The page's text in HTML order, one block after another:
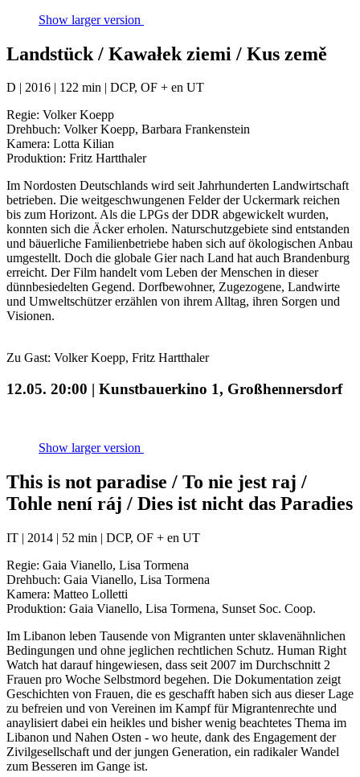
Show larger version
Landstück / Kawałek ziemi / Kus země
D | 2016 | 122 min | DCP, OF + en UT
Regie: Volker Koepp
Drehbuch: Volker Koepp, Barbara Frankenstein
Kamera: Lotta Kilian
Produktion: Fritz Hartthaler
Im Nordosten Deutschlands wird seit Jahrhunderten Landwirtschaft
betrieben. Die weitgeschwungenen Felder der Uckermark reichen
bis zum Horizont. Als die LPGs der DDR abgewickelt wurden,
konnten sich die Äcker erholen. Naturschutzgebiete sind entstanden
und bäuerliche Familienbetriebe haben sich auf ökologischen Anbau
umgestellt. Doch die globale Gier nach Land hat auch Brandenburg
erreicht. Der Film handelt vom Leben der Menschen in dieser
dünnbesiedelten Gegend. Dorfbewohner, Zugezogene, Landwirte
und Umweltschützer erzählen von ihrem Alltag, ihren Sorgen und
Visionen.
Zu Gast: Volker Koepp, Fritz Hartthaler
12.05. 20:00 | Kunstbauerkino 1, Großhennersdorf
Show larger version
This is not paradise / To nie jest raj /
Tohle není ráj / Dies ist nicht das Paradies
IT | 2014 | 52 min | DCP, OF + en UT
Regie: Gaia Vianello, Lisa Tormena
Drehbuch: Gaia Vianello, Lisa Tormena
Kamera: Matteo Lolletti
Produktion: Gaia Vianello, Lisa Tormena, Sunset Soc. Coop.
Im Libanon leben Tausende von Migranten unter sklavenähnlichen
Bedingungen und ohne jeglichen rechtlichen Schutz. Human Right
Watch hat darauf hingewiesen, dass seit 2007 im Durchschnitt 2
Frauen pro Woche Selbstmord begehen. Die Dokumentation zeigt
Geschichten von Frauen, die es geschafft haben sich aus dieser Lage
zu befreien und von Vereinen im Kampf für Migrantenrechte und
anaylisiert dabei ein heikles und bisher wenig beachtetes Thema im
Libanon und Nahen Osten - wo heute, dank des Engagement der
Zivilgesellschaft und der jungen Generation, ein radikaler Wandel
zum Besseren im Gange ist.